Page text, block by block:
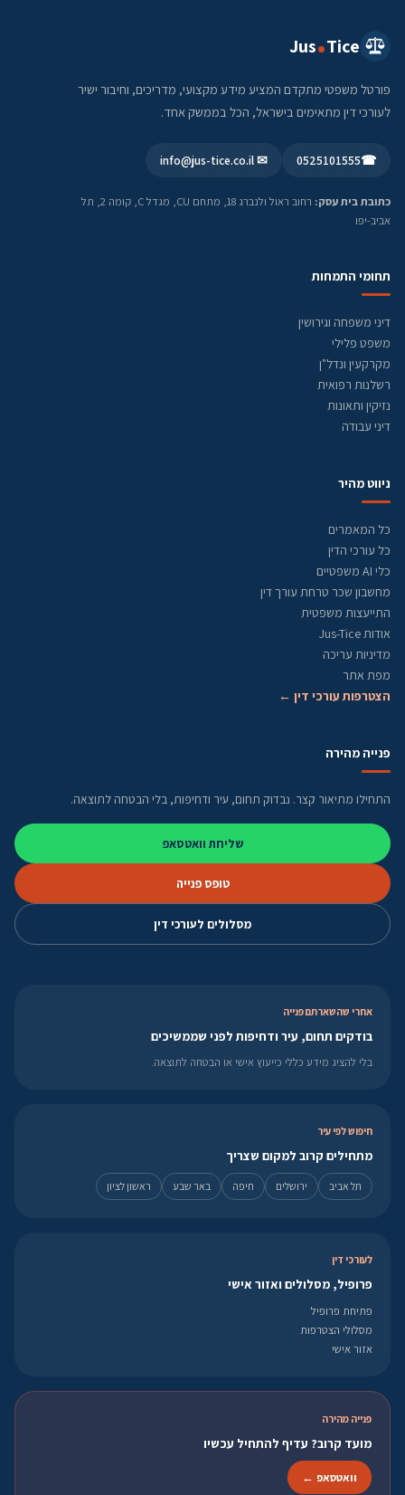
Jus Tice
פורטל משפטי מתקדם המציע מידע מקצועי, מדריכים, וחיבור ישיר
לעורכי דין מתאימים בישראל, הכל בממשק אחד.
☎
0525101555
✉ info@jus-tice.co.il
כתובת בית עסק:
רחוב ראול ולנברג 18, מתחם CU, מגדל C, קומה 2, תל
אביב-יפו
תחומי התמחות
דיני משפחה וגירושין
משפט פלילי
מקרקעין ונדל"ן
רשלנות רפואית
נזיקין ותאונות
דיני עבודה
ניווט מהיר
כל המאמרים
כל עורכי הדין
כלי AI משפטיים
מחשבון שכר טרחת עורך דין
התייעצות משפטית
אודות Jus-Tice
מדיניות עריכה
מפת אתר
הצטרפות עורכי דין ←
פנייה מהירה
התחילו מתיאור קצר. נבדוק תחום, עיר ודחיפות, בלי הבטחה לתוצאה.
שליחת וואטסאפ
טופס פנייה
מסלולים לעורכי דין
אחרי שהשארתם פנייה
בודקים תחום, עיר ודחיפות לפני שממשיכים
בלי להציג מידע כללי כייעוץ אישי או הבטחה לתוצאה.
חיפוש לפי עיר
מתחילים קרוב למקום שצריך
תל אביב ירושלים חיפה באר שבע ראשון לציון
לעורכי דין
פרופיל, מסלולים ואזור אישי
פתיחת פרופיל
מסלולי הצטרפות
אזור אישי
פנייה מהירה
מועד קרוב? עדיף להתחיל עכשיו
וואטסאפ ←